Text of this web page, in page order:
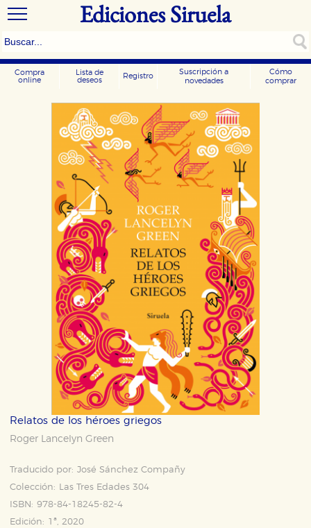
Ediciones Siruela
Compra
online
Lista de
deseos
Registro
Suscripción a
novedades
Cómo
comprar
Relatos de los héroes griegos
Roger Lancelyn Green
Traducido por: José Sánchez Compañy
Colección:
Las Tres Edades 304
ISBN: 978-84-18245-82-4
Edición: 1ª, 2020